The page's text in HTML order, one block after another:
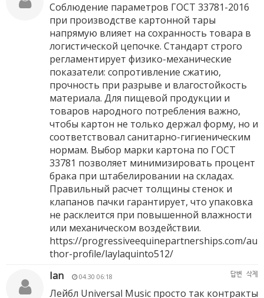
Соблюдение параметров ГОСТ 33781-2016
при производстве картонной тары
напрямую влияет на сохранность товара в
логистической цепочке. Стандарт строго
регламентирует физико-механические
показатели: сопротивление сжатию,
прочность при разрыве и влагостойкость
материала. Для пищевой продукции и
товаров народного потребления важно,
чтобы картон не только держал форму, но и
соответствовал санитарно-гигиеническим
нормам. Выбор марки картона по ГОСТ
33781 позволяет минимизировать процент
брака при штабелировании на складах.
Правильный расчет толщины стенок и
клапанов пачки гарантирует, что упаковка
не расклеится при повышенной влажности
или механическом воздействии.
https://progressiveequinepartnerships.com/au
thor-profile/laylaquinto512/
Ian
04.30 06:18 답변 삭제
Лейбл Universal Music просто так контракты